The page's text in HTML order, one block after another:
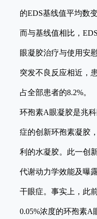
的EDS基线值平均数
而与基线值相比，
眼凝胶治疗与使用安
突发不良反应相近，
占全部患者的8.2%。
环孢素A眼凝胶是兆
症的创新环孢素凝胶
利的水凝胶。此一创
代谢动力学效能及曝
干眼症。事实上，此
0.05%浓度的环孢素